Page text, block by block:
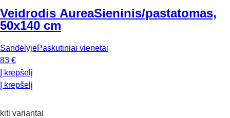
Veidrodis AureaSieninis/pastatomas,
50x140 cm
SandėlyjePaskutiniai vienetai
83 €
Į krepšelį
Į krepšelį
kiti variantai